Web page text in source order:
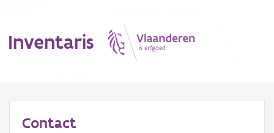
Inventaris
Contact